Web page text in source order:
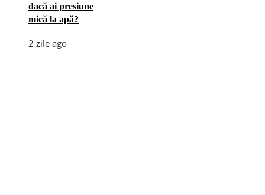
dacă ai presiune
mică la apă?
2 zile ago